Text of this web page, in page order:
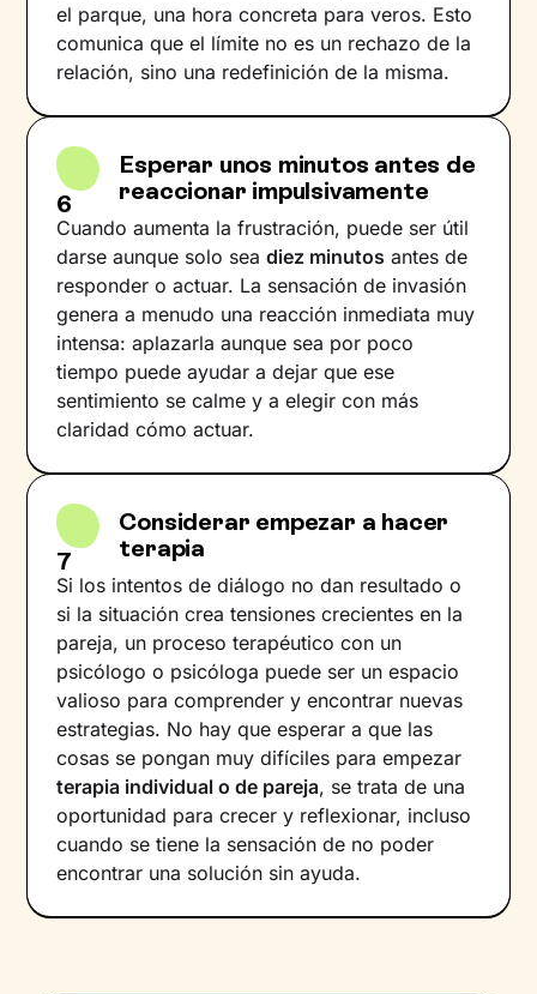
el parque, una hora concreta para veros. Esto
comunica que el límite no es un rechazo de la
relación, sino una redefinición de la misma.
6
Esperar unos minutos antes de
reaccionar impulsivamente
Cuando aumenta la frustración, puede ser útil
darse aunque solo seadiez minutos antes de
responder o actuar. La sensación de invasión
genera a menudo una reacción inmediata muy
intensa: aplazarla aunque sea por poco
tiempo puede ayudar a dejar que ese
sentimiento se calme y a elegir con más
claridad cómo actuar.
7
Considerar empezar a hacer
terapia
Si los intentos de diálogo no dan resultado o
si la situación crea tensiones crecientes en la
pareja, un proceso terapéutico con un
psicólogo o psicóloga puede ser un espacio
valioso para comprender y encontrar nuevas
estrategias. No hay que esperar a que las
cosas se pongan muy difíciles para empezar
terapia individual o de pareja, se trata de una
oportunidad para crecer y reflexionar, incluso
cuando se tiene la sensación de no poder
encontrar una solución sin ayuda.